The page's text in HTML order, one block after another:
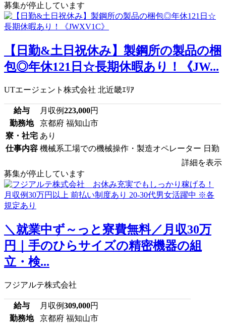
募集が停止しています
【日勤&土日祝休み】製鋼所の製品の梱
包◎年休121日☆長期休暇あり！《JW...
UTエージェント株式会社 北近畿ｴﾘｱ
給与 月収例223,000円
勤務地
京都府 福知山市
寮・社宅 あり
仕事内容 機械系工場での機械操作・製造オペレーター 日勤
詳細を表示
募集が停止しています
＼就業中ず～っと寮費無料／月収30万
円｜手のひらサイズの精密機器の組
立・検...
フジアルテ株式会社
給与 月収例309,000円
勤務地
京都府 福知山市